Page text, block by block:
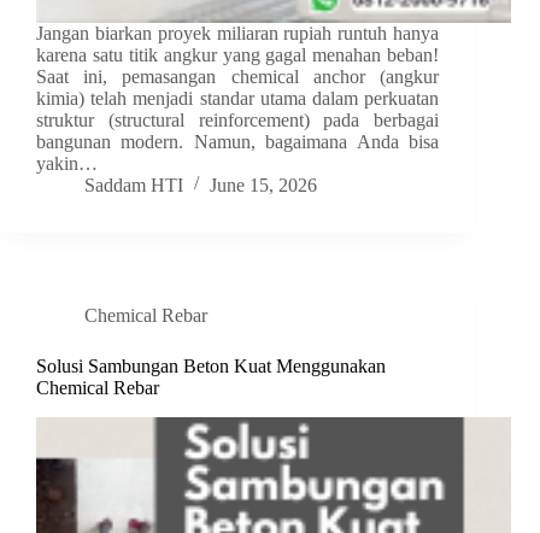
Jangan biarkan proyek miliaran rupiah runtuh hanya
karena satu titik angkur yang gagal menahan beban!
Saat ini, pemasangan chemical anchor (angkur
kimia) telah menjadi standar utama dalam perkuatan
struktur (structural reinforcement) pada berbagai
bangunan modern. Namun, bagaimana Anda bisa
yakin…
Saddam HTI
June 15, 2026
Chemical Rebar
Solusi Sambungan Beton Kuat Menggunakan
Chemical Rebar